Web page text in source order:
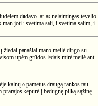
dudavo. ar as nelaimingas tevelio
man joti i svetima sali, i svetima salim, i
žiedai panašiai mano meilė dingo su
upėm grūdos ledais mirė meilė ant
kalnų o pametus draugą rankos tau
kepurė į bedugnę pilką sąžinę